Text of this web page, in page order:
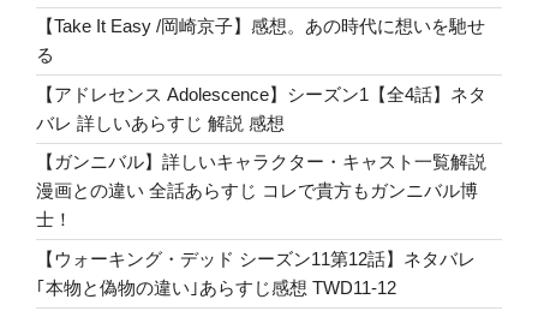
お
下
劣
感
動
ス
ト
ー
リ
ー
Bridesmaids”
【Take It Easy /岡崎京子】感想。あの時代に想いを馳せ
る
【アドレセンス Adolescence】シーズン1【全4話】ネタ
バレ 詳しいあらすじ 解説 感想
【ガンニバル】詳しいキャラクター・キャスト一覧解説
漫画との違い 全話あらすじ コレで貴方もガンニバル博
士！
【ウォーキング・デッド シーズン11第12話】ネタバレ
｢本物と偽物の違い｣あらすじ感想 TWD11-12